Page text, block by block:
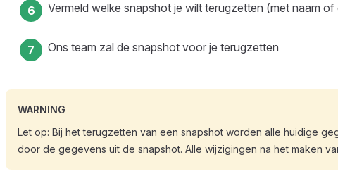
Vermeld welke snapshot je wilt terugzetten (met naam of
Ons team zal de snapshot voor je terugzetten
WARNING
Let op: Bij het terugzetten van een snapshot worden alle huidige
door de gegevens uit de snapshot. Alle wijzigingen na het maken